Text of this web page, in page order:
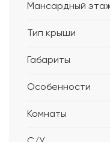
Мансардный
Тип крыши
Габариты
Особенности
Комнаты